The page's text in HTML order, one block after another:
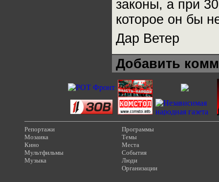
законы, а при
которое он бы
Дар Ветер
Добавить
Репортажи
Мозаика
Кино
Мультфильмы
Музыка
Программы
Темы
Места
События
Люди
Организации